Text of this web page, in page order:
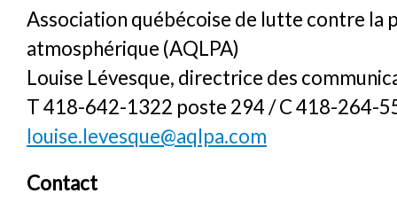
Association québécoise de lutte contre la
atmosphérique (AQLPA)
Louise Lévesque, directrice des
T 418-642-1322 poste 294 / C 418-264-
louise.levesque@aqlpa.com
Contact